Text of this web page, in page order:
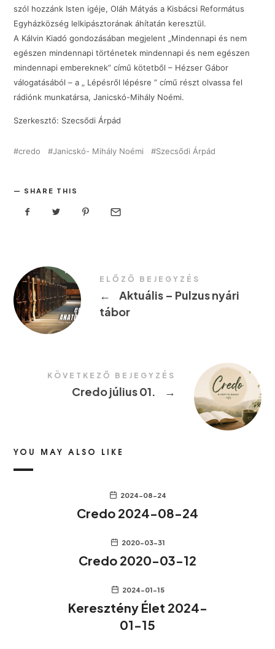
EMBED
szól hozzánk Isten igéje, Oláh Mátyás a Kisbácsi Református
Egyházközség lelkipásztorának áhítatán keresztül.
A Kálvin Kiadó gondozásában megjelent „Mindennapi és nem
egészen mindennapi történetek mindennapi és nem egészen
mindennapi embereknek” című kötetből – Hézser Gábor
válogatásából – a „ Lépésről lépésre ” című részt olvassa fel
rádiónk munkatársa, Janicskó-Mihály Noémi.
Szerkesztő: Szecsődi Árpád
credo Janicskó- Mihály Noémi Szecsődi Árpád
SHARE THIS
ELŐZŐ BEJEGYZÉS
←
Aktuális – Pulzus nyári
tábor
KÖVETKEZŐ BEJEGYZÉS
Credo július 01. →
YOU MAY ALSO LIKE
2024-08-24
Credo 2024-08-24
2020-03-31
Credo 2020-03-12
2024-01-15
Keresztény Élet 2024-
01-15